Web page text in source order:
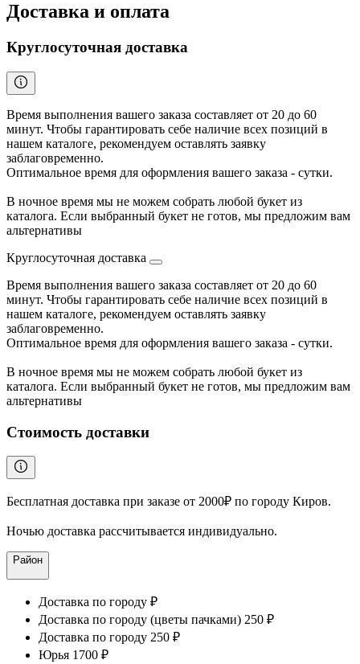
Доставка и оплата
Круглосуточная доставка
Время выполнения вашего заказа составляет от 20 до 60
минут. Чтобы гарантировать себе наличие всех позиций в
нашем каталоге, рекомендуем оставлять заявку
заблаговременно.
Оптимальное время для оформления вашего заказа - сутки.
В ночное время мы не можем собрать любой букет из
каталога. Если выбранный букет не готов, мы предложим вам
альтернативы
Круглосуточная доставка
Время выполнения вашего заказа составляет от 20 до 60
минут. Чтобы гарантировать себе наличие всех позиций в
нашем каталоге, рекомендуем оставлять заявку
заблаговременно.
Оптимальное время для оформления вашего заказа - сутки.
В ночное время мы не можем собрать любой букет из
каталога. Если выбранный букет не готов, мы предложим вам
альтернативы
Стоимость доставки
Бесплатная доставка при заказе от 2000₽ по городу Киров.
Ночью доставка рассчитывается индивидуально.
Район
Доставка по городу ₽
Доставка по городу (цветы пачками) 250 ₽
Доставка по городу 250 ₽
Юрья 1700 ₽